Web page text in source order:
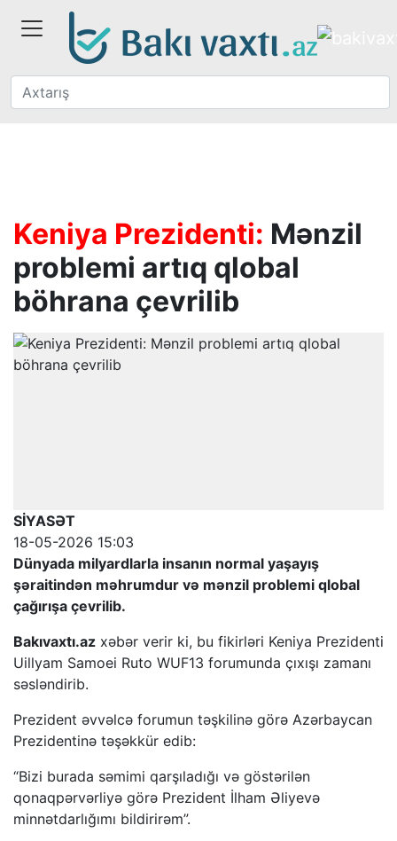
Keniya Prezidenti: Mənzil
problemi artıq qlobal
böhrana çevrilib
SİYASƏT
18-05-2026 15:03
Dünyada milyardlarla insanın normal yaşayış
şəraitindən məhrumdur və mənzil problemi qlobal
çağırışa çevrilib.
Bakıvaxtı.az xəbər verir ki, bu fikirləri Keniya Prezidenti
Uillyam Samoei Ruto WUF13 forumunda çıxışı zamanı
səsləndirib.
Prezident əvvəlcə forumun təşkilinə görə Azərbaycan
Prezidentinə təşəkkür edib:
“Bizi burada səmimi qarşıladığı və göstərilən
qonaqpərvərliyə görə Prezident İlham Əliyevə
minnətdarlığımı bildirirəm”.